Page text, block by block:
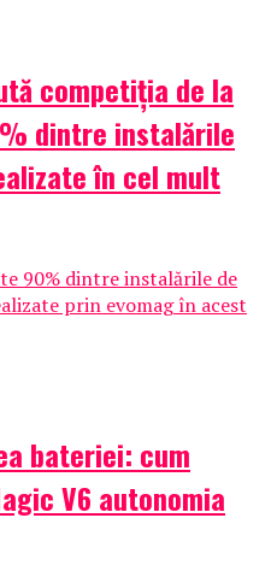
competiția de la
dintre instalările
în cel mult
90% dintre instalările de
prin evomag în acest
bateriei: cum
V6 autonomia